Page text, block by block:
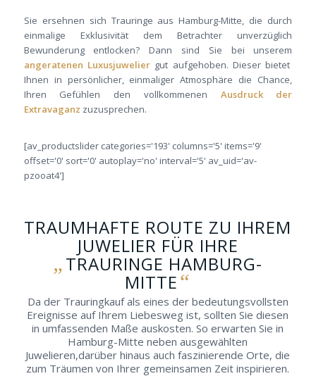
Sie ersehnen sich Trauringe aus Hamburg-Mitte, die durch
einmalige Exklusivität dem Betrachter unverzüglich
Bewunderung entlocken? Dann sind Sie bei unserem
angeratenen Luxusjuweliergut aufgehoben. Dieser bietet
Ihnen in persönlicher, einmaliger Atmosphäre die Chance,
Ihren Gefühlen den vollkommenen Ausdruck der
Extravaganz zuzusprechen.
[av_productslider categories='193' columns='5' items='9'
offset='0' sort='0' autoplay='no' interval='5' av_uid='av-
pzooat4']
TRAUMHAFTE ROUTE ZU IHREM
JUWELIER FÜR IHRE
„TRAURINGE HAMBURG-
MITTE“
Da der Trauringkauf als eines der bedeutungsvollsten
Ereignisse auf Ihrem Liebesweg ist, sollten Sie diesen
in umfassenden Maße auskosten. So erwarten Sie in
Hamburg-Mitte neben ausgewählten
Juwelieren,darüber hinaus auch faszinierende Orte, die
zum Träumen von Ihrer gemeinsamen Zeit inspirieren.